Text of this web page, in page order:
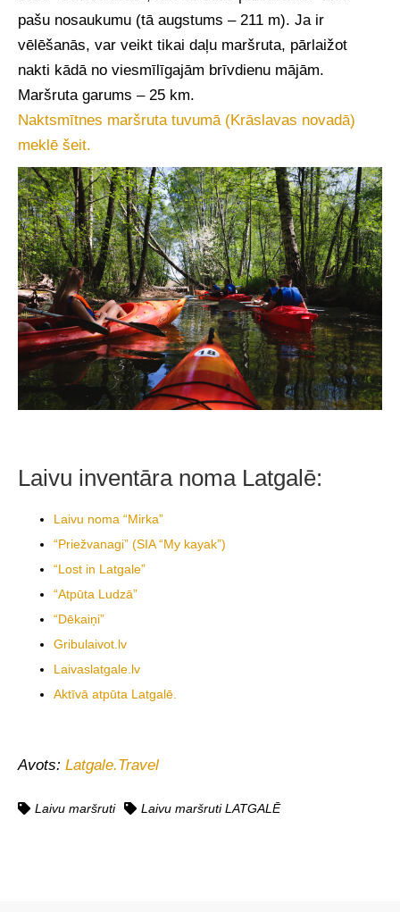
pašu nosaukumu (tā augstums – 211 m). Ja ir
vēlēšanās, var veikt tikai daļu maršruta, pārlaižot
nakti kādā no viesmīlīgajām brīvdienu mājām.
Maršruta garums – 25 km.
Naktsmītnes maršruta tuvumā (Krāslavas novadā)
meklē šeit.
Laivu inventāra noma Latgalē:
Laivu noma “Mirka”
“Priežvanagi” (SIA “My kayak”)
“Lost in Latgale”
“Atpūta Ludzā”
“Dēkaiņi”
Gribulaivot.lv
Laivaslatgale.lv
Aktīvā atpūta Latgalē.
Avots: Latgale.Travel
Laivu maršruti Laivu maršruti LATGALĒ